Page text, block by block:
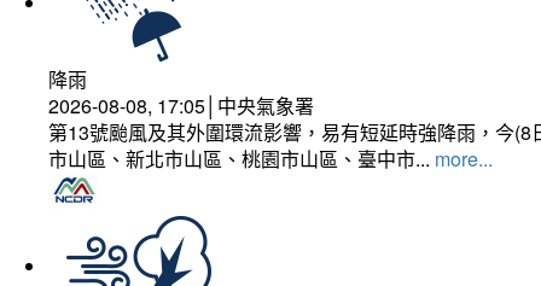
降雨
2026-08-08, 17:05│中央氣象署
第13號颱風及其外圍環流影響，易有短延時強降雨，今
市山區、新北市山區、桃園市山區、臺中市... more...